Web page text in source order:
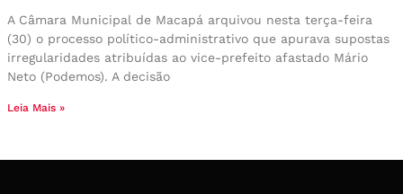
A Câmara Municipal de Macapá arquivou nesta terça-feira
(30) o processo político-administrativo que apurava supostas
irregularidades atribuídas ao vice-prefeito afastado Mário
Neto (Podemos). A decisão
Leia Mais »